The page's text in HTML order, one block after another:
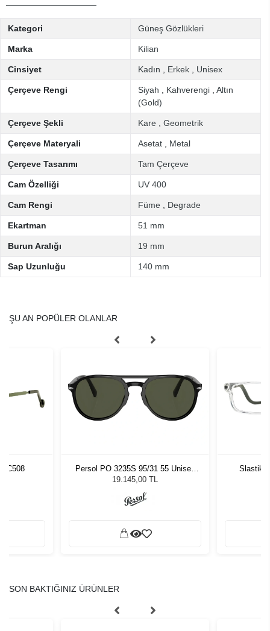
Kategori Güneş Gözlükleri
Marka Kilian
Cinsiyet Kadın Erkek Unisex
Çerçeve Rengi Siyah Kahverengi
Altın
(Gold)
Çerçeve Şekli Kare Geometrik
Çerçeve Materyali Asetat Metal
Çerçeve Tasarımı Tam Çerçeve
Cam Özelliği UV 400
Cam Rengi Füme Degrade
Ekartman 51 mm
Burun Aralığı 19 mm
Sap Uzunluğu 140 mm
ŞU AN POPÜLER OLANLAR
C508
Persol PO 3235S 95/31 55 Unisex
Güneş Gözlüğü
19.145,00 TL
Slastik
SON BAKTIĞINIZ ÜRÜNLER